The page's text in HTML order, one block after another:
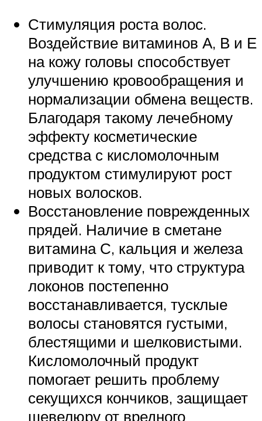
Стимуляция роста волос.
Воздействие витаминов А, В и Е
на кожу головы способствует
улучшению кровообращения и
нормализации обмена веществ.
Благодаря такому лечебному
эффекту косметические
средства с кисломолочным
продуктом стимулируют рост
новых волосков.
Восстановление поврежденных
прядей. Наличие в сметане
витамина С, кальция и железа
приводит к тому, что структура
локонов постепенно
восстанавливается, тусклые
волосы становятся густыми,
блестящими и шелковистыми.
Кисломолочный продукт
помогает решить проблему
секущихся кончиков, защищает
шевелюру от вредного